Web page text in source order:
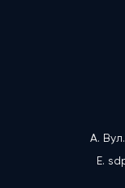
А. Вул.
E.